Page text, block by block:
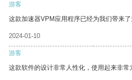
游客
这款加速器VPM应用程序已经为我们带来了
2024-01-10
游客
这款软件的设计非常人性化，使用起来非常